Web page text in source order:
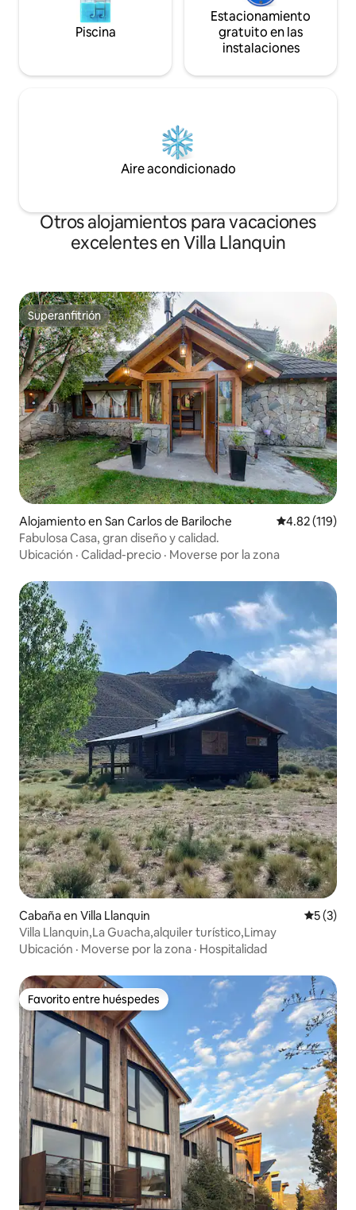
Piscina
Estacionamiento
gratuito en las
instalaciones
Aire acondicionado
Otros alojamientos para vacaciones
excelentes en Villa Llanquin
Superanfitrión
Superanfitrión
Alojamiento en San Carlos de Bariloche Calificación
4.82 (119)
Fabulosa Casa, gran diseño y calidad.
Ubicación · Calidad-precio · Moverse por la zona
Cabaña en Villa Llanquin
5 (3)
Villa Llanquin,La Guacha,alquiler turístico,Limay
Ubicación · Moverse por la zona · Hospitalidad
Favorito entre huéspedes
Favorito entre huéspedes